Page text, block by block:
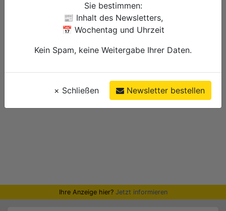
Ihre Anzeige hier? Jetzt informieren
Sie bestimmen:
📰 Inhalt des Newsletters,
📅 Wochentag und Uhrzeit
Kein Spam, keine Weitergabe Ihrer Daten.
× Schließen Newsletter bestellen